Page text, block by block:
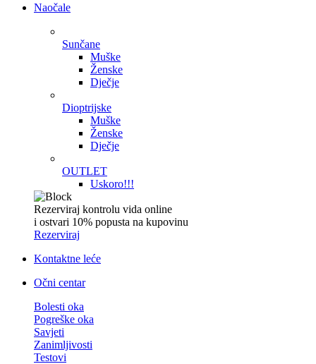
Naočale
Sunčane
Muške
Ženske
Dječje
Dioptrijske
Muške
Ženske
Dječje
OUTLET
Uskoro!!!
Rezerviraj kontrolu vida online
i ostvari 10% popusta na kupovinu
Rezerviraj
Kontaktne leće
Očni centar
Bolesti oka
Pogreške oka
Savjeti
Zanimljivosti
Testovi